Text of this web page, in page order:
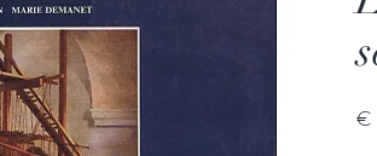
€